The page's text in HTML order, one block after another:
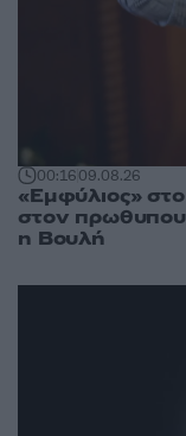
00:1609.08.26
«Εμφύλιος»
στον
η Βουλή